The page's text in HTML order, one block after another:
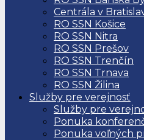
Centrála v
RO SSN Košice
RO SSN Nitra
RO SSN Prešov
RO SSN Trenčín
RO SSN Trnava
RO SSN Žilina
Služby pre verejnosť
Služby pre
Ponuka
Ponuka voľných